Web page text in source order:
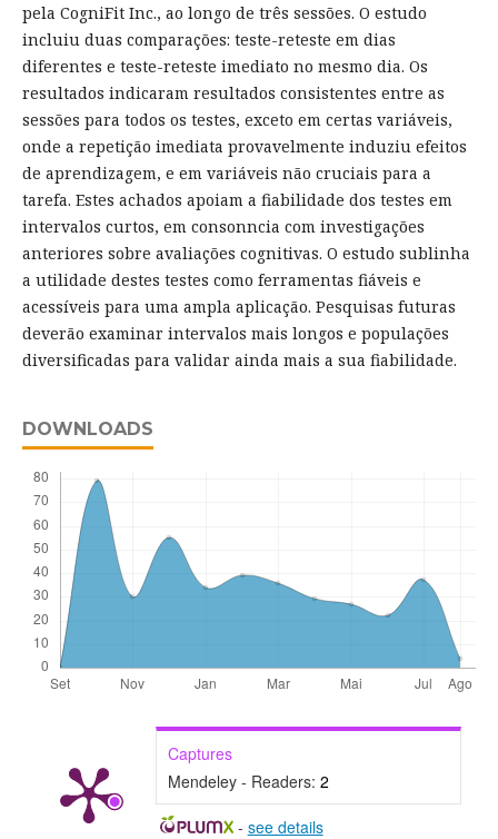
pela CogniFit Inc., ao longo de três sessões. O estudo
incluiu duas comparações: teste-reteste em dias
diferentes e teste-reteste imediato no mesmo dia. Os
resultados indicaram resultados consistentes entre as
sessões para todos os testes, exceto em certas variáveis,
onde a repetição imediata provavelmente induziu efeitos
de aprendizagem, e em variáveis não cruciais para a
tarefa. Estes achados apoiam a fiabilidade dos testes em
intervalos curtos, em consonncia com investigações
anteriores sobre avaliações cognitivas. O estudo sublinha
a utilidade destes testes como ferramentas fiáveis e
acessíveis para uma ampla aplicação. Pesquisas futuras
deverão examinar intervalos mais longos e populações
diversificadas para validar ainda mais a sua fiabilidade.
DOWNLOADS
Captures
Mendeley - Readers: 2
- see details